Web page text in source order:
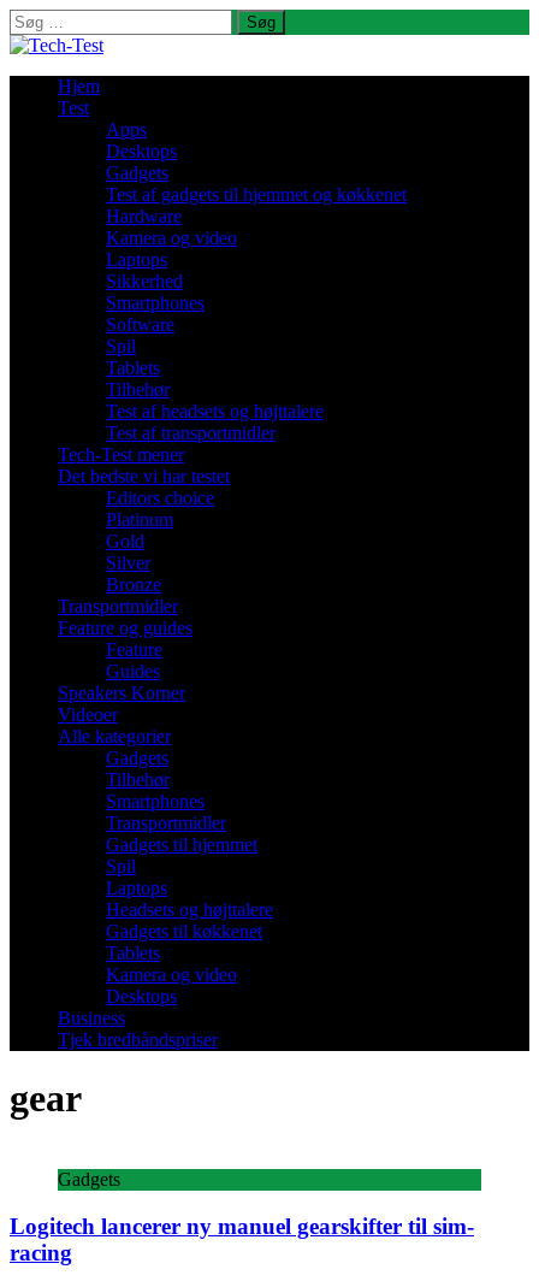
Søg
efter:
Hjem
Test
Apps
Desktops
Gadgets
Test af gadgets til hjemmet og køkkenet
Hardware
Kamera og video
Laptops
Sikkerhed
Smartphones
Software
Spil
Tablets
Tilbehør
Test af headsets og højttalere
Test af transportmidler
Tech-Test mener
Det bedste vi har testet
Editors choice
Platinum
Gold
Silver
Bronze
Transportmidler
Feature og guides
Feature
Guides
Speakers Korner
Videoer
Alle kategorier
Gadgets
Tilbehør
Smartphones
Transportmidler
Gadgets til hjemmet
Spil
Laptops
Headsets og højttalere
Gadgets til køkkenet
Tablets
Kamera og video
Desktops
Business
Tjek bredbåndspriser
gear
Gadgets
Logitech lancerer ny manuel gearskifter til sim-
racing